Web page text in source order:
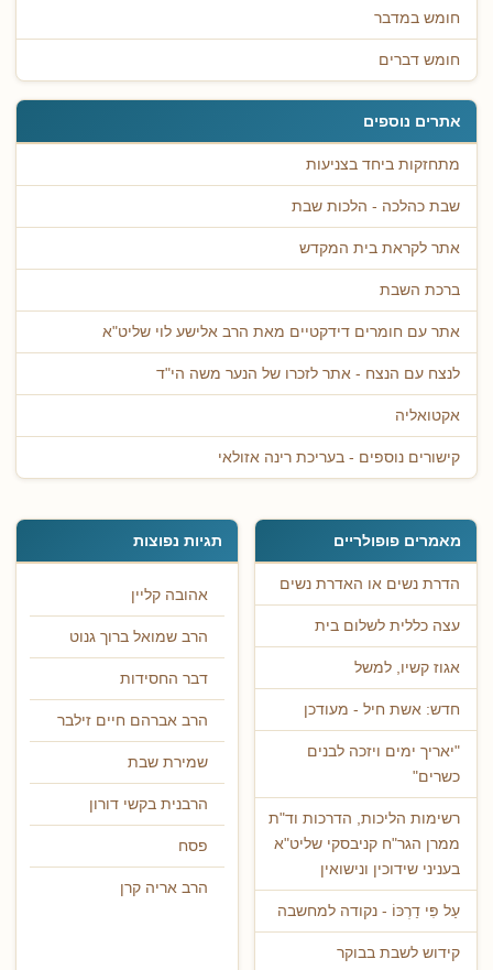
חומש במדבר
חומש דברים
אתרים נוספים
מתחזקות ביחד בצניעות
שבת כהלכה - הלכות שבת
אתר לקראת בית המקדש
ברכת השבת
אתר עם חומרים דידקטיים מאת הרב אלישע לוי שליט"א
לנצח עם הנצח - אתר לזכרו של הנער משה הי"ד
אקטואליה
קישורים נוספים - בעריכת רינה אזולאי
מאמרים פופולריים
הדרת נשים או האדרת נשים
עצה כללית לשלום בית
אגוז קשיו, למשל
חדש: אשת חיל - מעודכן
"יאריך ימים ויזכה לבנים
כשרים"
רשימות הליכות, הדרכות וד"ת
ממרן הגר"ח קניבסקי שליט"א
בעניני שידוכין ונישואין
עַל פִּי דַרְכּוֹ - נקודה למחשבה
קידוש לשבת בבוקר
תגיות נפוצות
אהובה קליין
הרב שמואל ברוך גנוט
דבר החסידות
הרב אברהם חיים זילבר
שמירת שבת
הרבנית בקשי דורון
פסח
הרב אריה קרן